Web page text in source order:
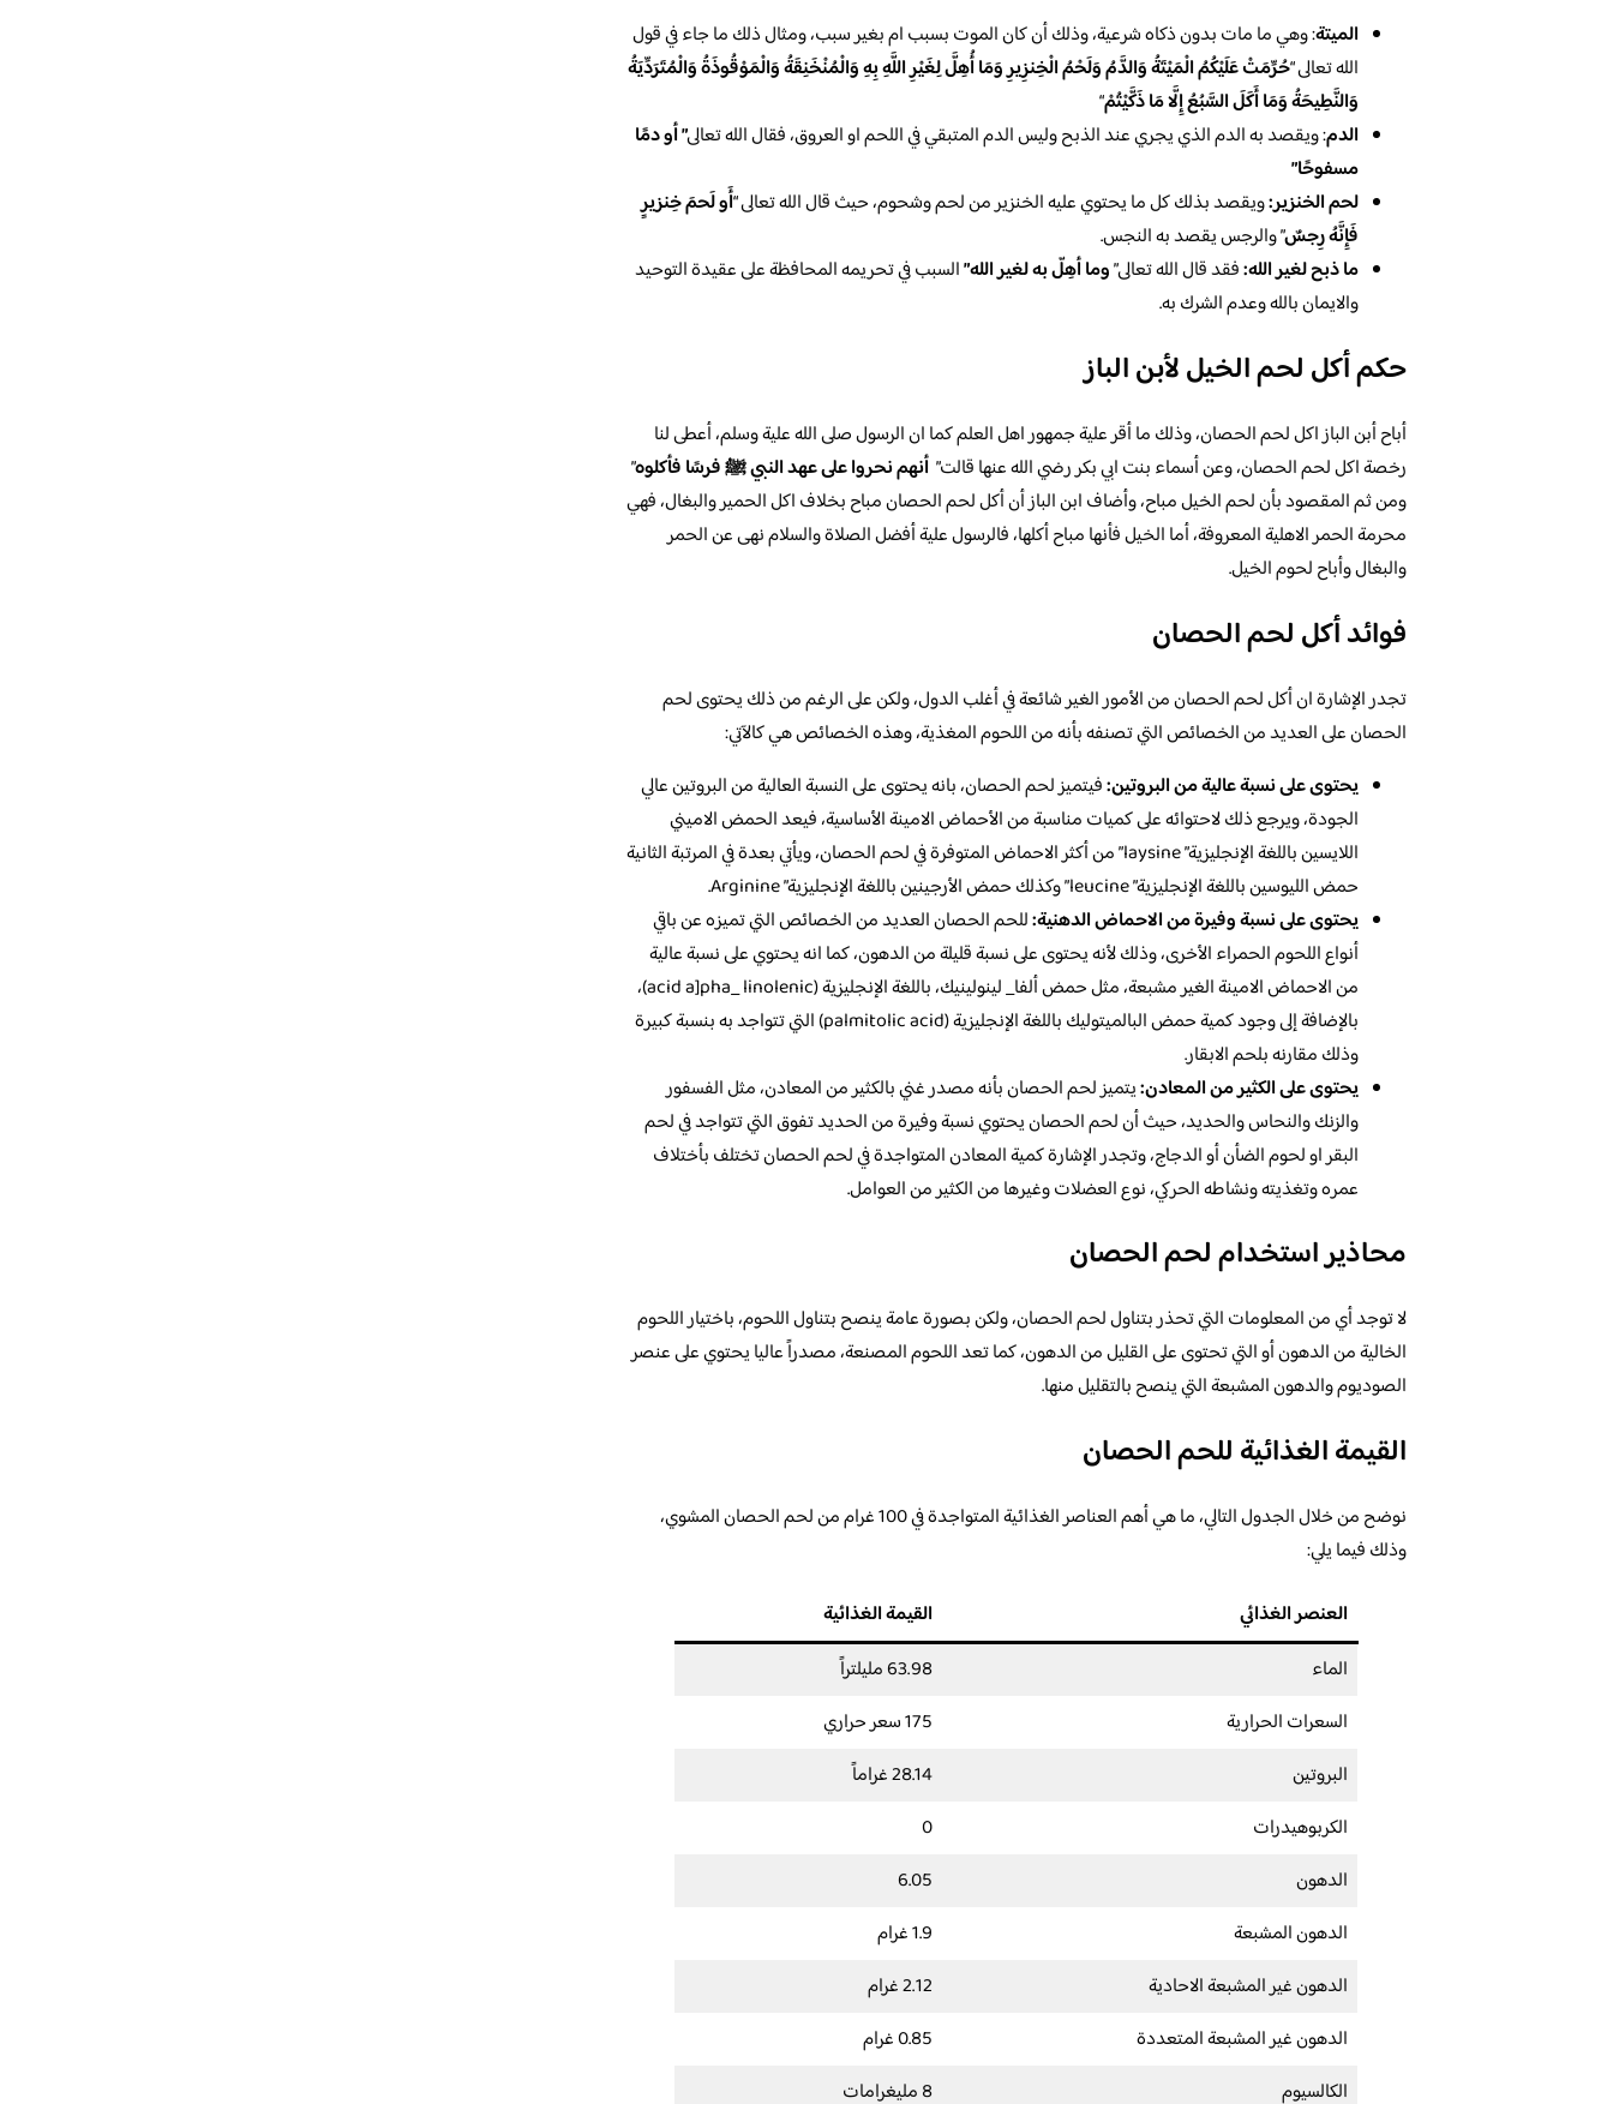
الميتة: وهي ما مات بدون ذكاه شرعية، وذلك أن كان الموت بسبب ام بغير سبب، ومثال ذلك ما جاء في قول
الله تعالى “حُرِّمَتْ عَلَيْكُمُ الْمَيْتَةُ وَالدَّمُ وَلَحْمُ الْخِنزِيرِ وَمَا أُهِلَّ لِغَيْرِ اللَّهِ بِهِ وَالْمُنْخَنِقَةُ وَالْمَوْقُوذَةُ وَالْمُتَرَدِّيَةُ
وَالنَّطِيحَةُ وَمَا أَكَلَ السَّبُعُ إِلَّا مَا ذَكَّيْتُمْ“
الدم: ويقصد به الدم الذي يجري عند الذبح وليس الدم المتبقي في اللحم او العروق، فقال الله تعالى” أو دمًا
مسفوحًا”
لحم الخنزير:ويقصد بذلك كل ما يحتوي عليه الخنزير من لحم وشحوم، حيث قال الله تعالى “أَو لَحمَ خِنزيرٍ
فَإِنَّهُ رِجسٌ” والرجس يقصد به النجس.
ما ذبح لغير الله:فقد قال الله تعالى”وما أهِلّ به لغير الله”السبب في تحريمه المحافظة على عقيدة التوحيد
والايمان بالله وعدم الشرك به.
حكم أكل لحم الخيل لأبن الباز
أباح أبن الباز اكل لحم الحصان، وذلك ما أقر علية جمهور اهل العلم كما ان الرسول صلى الله علية وسلم، أعطى لنا
رخصة اكل لحم الحصان، وعن أسماء بنت ابي بكر رضي الله عنها قالت” أنهم نحروا على عهد النبي ﷺ فرسًا فأكلوه”
ومن ثم المقصود بأن لحم الخيل مباح، وأضاف ابن الباز أن أكل لحم الحصان مباح بخلاف اكل الحمير والبغال، فهي
محرمة الحمر الاهلية المعروفة، أما الخيل فأنها مباح أكلها، فالرسول علية أفضل الصلاة والسلام نهى عن الحمر
والبغال وأباح لحوم الخيل.
فوائد أكل لحم الحصان
تجدر الإشارة ان أكل لحم الحصان من الأمور الغير شائعة في أغلب الدول، ولكن على الرغم من ذلك يحتوى لحم
الحصان على العديد من الخصائص التي تصنفه بأنه من اللحوم المغذية، وهذه الخصائص هي كالآتي:
يحتوى على نسبة عالية من البروتين:فيتميز لحم الحصان، بانه يحتوى على النسبة العالية من البروتين عالي
الجودة، ويرجع ذلك لاحتوائه على كميات مناسبة من الأحماض الامينة الأساسية، فيعد الحمض الاميني
اللايسين باللغة الإنجليزية” laysine” من أكثر الاحماض المتوفرة في لحم الحصان، ويأتي بعدة في المرتبة الثانية
حمض الليوسين باللغة الإنجليزية” leucine” وكذلك حمض الأرجينين باللغة الإنجليزية” Arginine.
يحتوى على نسبة وفيرة من الاحماض الدهنية:للحم الحصان العديد من الخصائص التي تميزه عن باقي
أنواع اللحوم الحمراء الأخرى، وذلك لأنه يحتوى على نسبة قليلة من الدهون، كما انه يحتوي على نسبة عالية
من الاحماض الامينة الغير مشبعة، مثل حمض ألفا_ لينولينيك، باللغة الإنجليزية (acid a]pha_ linolenic)،
بالإضافة إلى وجود كمية حمض البالميتوليك باللغة الإنجليزية (palmitolic acid) التي تتواجد به بنسبة كبيرة
وذلك مقارنه بلحم الابقار.
يحتوى على الكثير من المعادن:يتميز لحم الحصان بأنه مصدر غني بالكثير من المعادن، مثل الفسفور
والزنك والنحاس والحديد، حيث أن لحم الحصان يحتوي نسبة وفيرة من الحديد تفوق التي تتواجد في لحم
البقر او لحوم الضأن أو الدجاج، وتجدر الإشارة كمية المعادن المتواجدة في لحم الحصان تختلف بأختلاف
عمره وتغذيته ونشاطه الحركي، نوع العضلات وغيرها من الكثير من العوامل.
محاذير استخدام لحم الحصان
لا توجد أي من المعلومات التي تحذر بتناول لحم الحصان، ولكن بصورة عامة ينصح بتناول اللحوم، باختيار اللحوم
الخالية من الدهون أو التي تحتوى على القليل من الدهون، كما تعد اللحوم المصنعة، مصدراً عاليا يحتوي على عنصر
الصوديوم والدهون المشبعة التي ينصح بالتقليل منها.
القيمة الغذائية للحم الحصان
نوضح من خلال الجدول التالي، ما هي أهم العناصر الغذائية المتواجدة في 100 غرام من لحم الحصان المشوي،
وذلك فيما يلي:
العنصر الغذائي
القيمة الغذائية
الماء
63.98 مليلتراً
السعرات الحرارية
175 سعر حراري
البروتين
28.14 غراماً
الكربوهيدرات
0
الدهون
6.05
الدهون المشبعة
1.9 غرام
الدهون غير المشبعة الاحادية
2.12 غرام
الدهون غير المشبعة المتعددة
0.85 غرام
الكالسيوم
8 مليغرامات